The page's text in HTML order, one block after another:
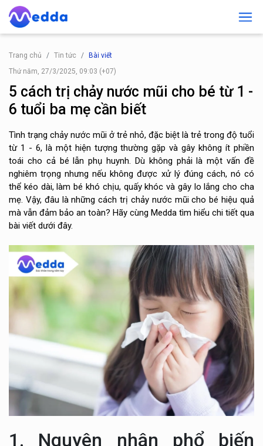
Trang chủ Tin tức
Bài viết
Thứ năm, 27/3/2025, 09:03 (+07)
5 cách trị chảy nước mũi cho bé từ 1 -
6 tuổi ba mẹ cần biết
Tình trạng chảy nước mũi ở trẻ nhỏ, đặc biệt là trẻ trong độ tuổi
từ 1 - 6, là một hiện tượng thường gặp và gây không ít phiền
toái cho cả bé lẫn phụ huynh. Dù không phải là một vấn đề
nghiêm trọng nhưng nếu không được xử lý đúng cách, nó có
thể kéo dài, làm bé khó chịu, quấy khóc và gây lo lắng cho cha
mẹ. Vậy, đâu là những cách trị chảy nước mũi cho bé hiệu quả
mà vẫn đảm bảo an toàn? Hãy cùng Medda tìm hiểu chi tiết qua
bài viết dưới đây.
1. Nguyên nhân phổ biến